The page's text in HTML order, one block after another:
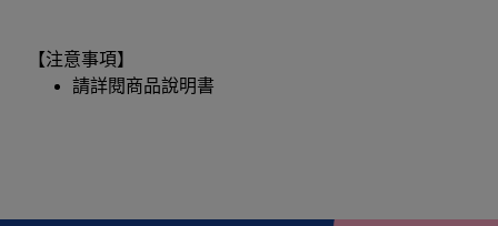
【注意事項】
請詳閱商品說明書